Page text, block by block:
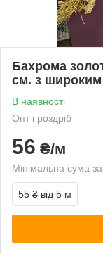
Бахрома
см. з
В наявності
Опт і роздріб
56 ₴/м
Мінімальна сума
55 ₴ від 5 м